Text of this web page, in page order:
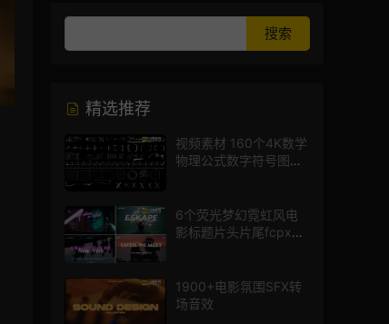
精选推荐
视频素材 160个4K数学
物理公式数字符号图标
6个荧光梦幻霓虹风电
影标题片头片尾fcpx插
1900+电影氛围SFX转
场音效